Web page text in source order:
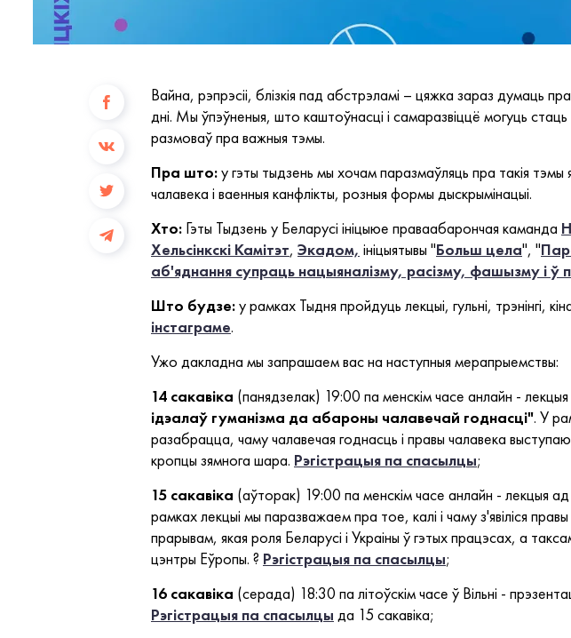
Вайна, рэпрэсіі, блізкія пад абстрэламі – цяжка зараз думаць
дні. Мы ўпэўненыя, што каштоўнасці і самаразвіццё могуць
размоваў пра важныя тэмы.
Пра што:у гэты тыдзень мы хочам паразмаўляць пра такія тэмы
чалавека і ваенныя канфлікты, розныя формы дыскрымінацыі.
Хто: Гэты Тыдзень у Беларусі ініцыюе праваабарончая каманда
Хельсінкскі Камітэт, Экадом, ініцыятывы "Больш цела", "
аб'яднання супраць нацыяналізму, расізму, фашызму і
Што будзе:у рамках Тыдня пройдуць лекцыі, гульні, трэнінгі,
інстаграме.
Ужо дакладна мы запрашаем вас на наступныя мерапрыемствы:
14 сакавіка (панядзелак) 19:00 па менскім часе анлайн - лекцыя
ідэалаў гуманізма да абароны чалавечай годнасці". У
разабрацца, чаму чалавечая годнасць і правы чалавека
кропцы зямнога шара. Рэгістрацыя па спасылцы;
15 сакавіка (аўторак) 19:00 па менскім часе анлайн - лекцыя
рамках лекцыі мы паразважаем пра тое, калі і чаму з'явіліся
прарывам, якая роля Беларусі і Украіны ў гэтых працэсах, а
цэнтры Еўропы. ? Рэгістрацыя па спасылцы;
16 сакавіка (серада) 18:30 па літоўскім часе ў Вільні -
Рэгістрацыя па спасылцы да 15 сакавіка;